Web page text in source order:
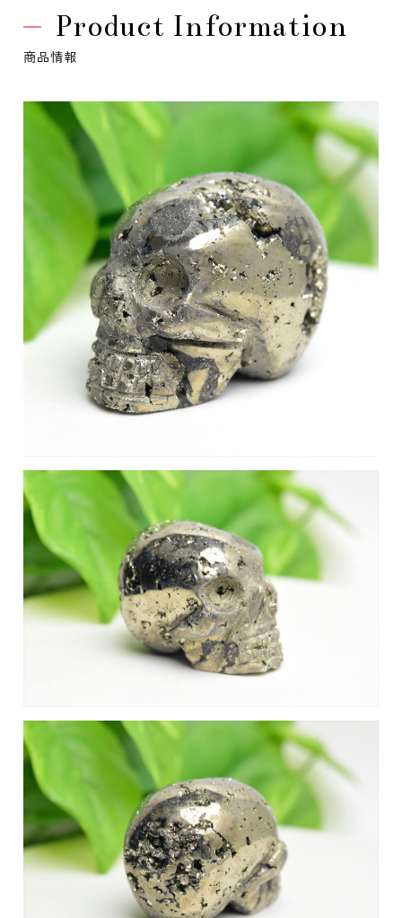
Product Information
商品情報